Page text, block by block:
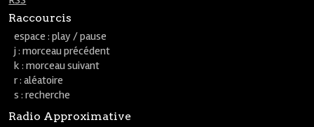
Raccourcis
espace : play / pause
j : morceau précédent
k : morceau suivant
r : aléatoire
s : recherche
Radio Approximative